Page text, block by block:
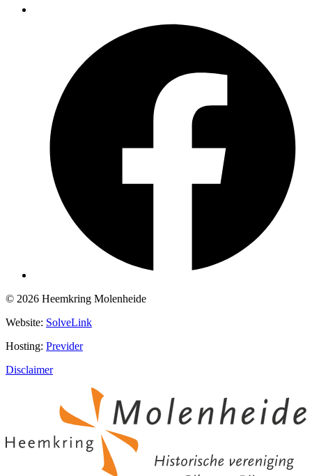
© 2026 Heemkring Molenheide
Website: SolveLink
Hosting: Previder
Disclaimer